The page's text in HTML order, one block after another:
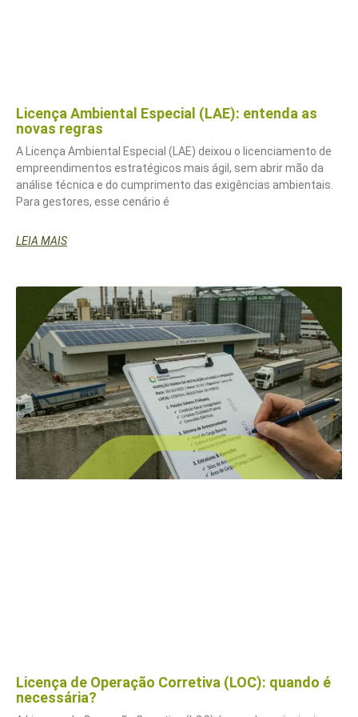
Licença Ambiental Especial (LAE): entenda as
novas regras
A Licença Ambiental Especial (LAE) deixou o licenciamento de
empreendimentos estratégicos mais ágil, sem abrir mão da
análise técnica e do cumprimento das exigências ambientais.
Para gestores, esse cenário é
LEIA MAIS
Licença de Operação Corretiva (LOC): quando é
necessária?